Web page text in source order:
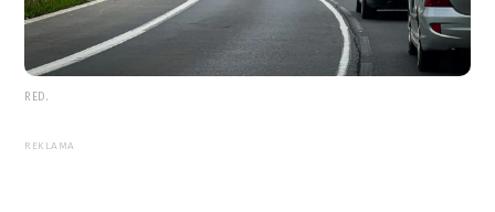
RED.
REKLAMA